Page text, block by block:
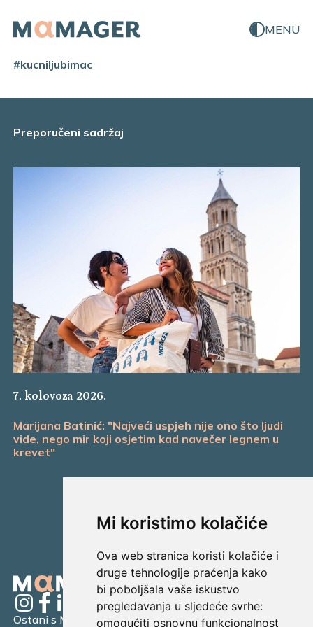
Mi koristimo kolačiće
Ova web stranica koristi kolačiće i
druge tehnologije praćenja kako
bi poboljšala vaše iskustvo
pregledavanja u sljedeće svrhe:
omogućiti osnovnu funkcionalnost
MENU
#kucniljubimac
Preporučeni sadržaj
7. kolovoza 2026.
Marijana Batinić: "Najveći uspjeh nije ono što ljudi
vide, nego mir koji osjetim kad navečer legnem u
krevet"
Ostani s Mamagerom